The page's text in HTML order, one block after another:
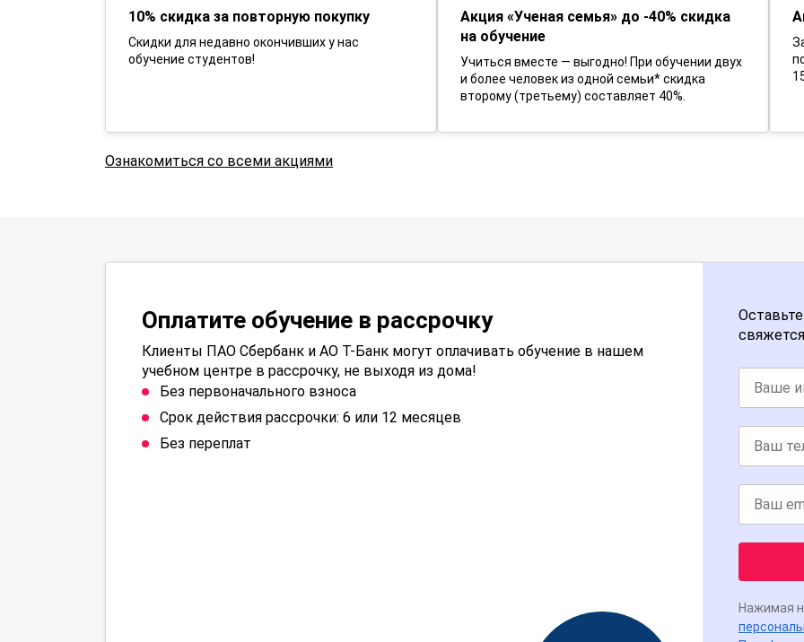
10% скидка за повторную покупку
Скидки для недавно окончивших у нас
обучение студентов!
Акция «Ученая семья» до -40% скидка
на обучение
Учиться вместе — выгодно! При обучении двух
и более человек из одной семьи* скидка
второму (третьему) составляет 40%.
Ознакомиться со всеми акциями
Оплатите обучение в рассрочку
Клиенты ПАО Сбербанк и АО Т-Банк могут оплачивать обучение в нашем
учебном центре в рассрочку, не выходя из дома!
Без первоначального взноса
Срок действия рассрочки: 6 или 12 месяцев
Без переплат
Нажимая